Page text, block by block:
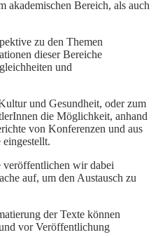
akademischen Bereich, als auch
zu den Themen
dieser Bereiche
und
und Gesundheit, oder zum
die Möglichkeit, anhand
von Konferenzen und aus
veröffentlichen wir dabei
auf, um den Austausch zu
der Texte können
vor Veröffentlichung